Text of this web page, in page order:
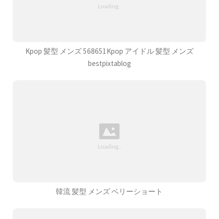
Kpop 髪型 メンズ 568651Kpop アイドル 髪型 メンズ
bestpixtablog
韓流 髪型 メンズ ベリーショート